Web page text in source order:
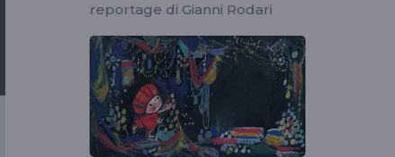
reportage di Gianni Rodari